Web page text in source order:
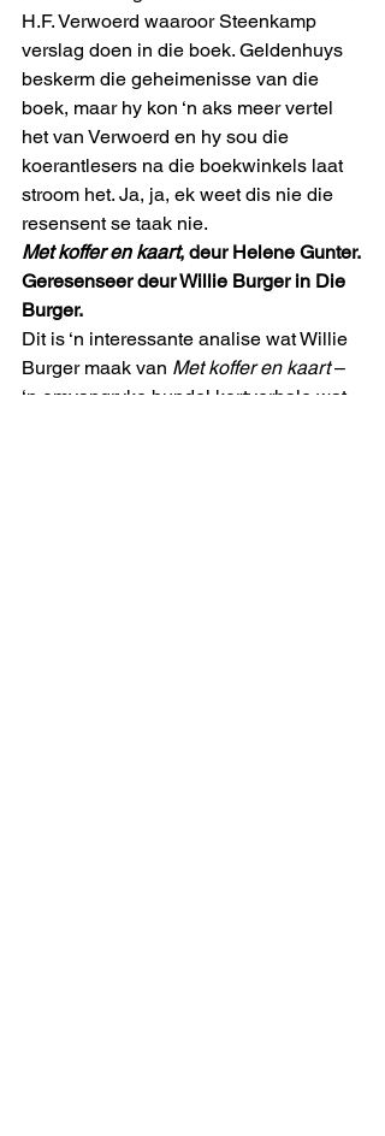
H.F. Verwoerd waaroor Steenkamp
verslag doen in die boek. Geldenhuys
beskerm die geheimenisse van die
boek, maar hy kon ‘n aks meer vertel
het van Verwoerd en hy sou die
koerantlesers na die boekwinkels laat
stroom het. Ja, ja, ek weet dis nie die
resensent se taak nie.
Met koffer en kaart, deur Helene Gunter.
Geresenseer deur Willie Burger in Die
Burger.
Dit is ‘n interessante analise wat Willie
Burger maak van Met koffer en kaart –
‘n omvangryke bundel kortverhale wat